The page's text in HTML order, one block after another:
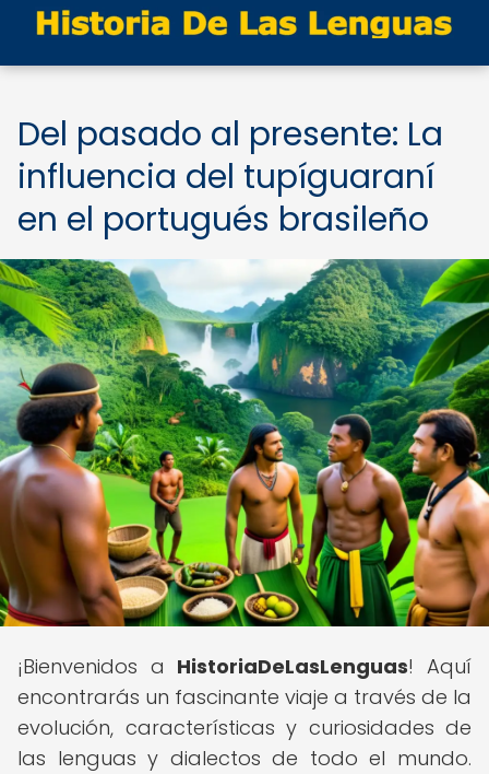
Del pasado al presente: La
influencia del tupíguaraní
en el portugués brasileño
¡Bienvenidos a HistoriaDeLasLenguas! Aquí
encontrarás un fascinante viaje a través de la
evolución, características y curiosidades de
las lenguas y dialectos de todo el mundo.